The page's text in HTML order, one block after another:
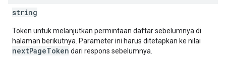
string
Token untuk melanjutkan permintaan daftar sebelumnya di
halaman berikutnya. Parameter ini harus ditetapkan ke nilai
nextPageToken dari respons sebelumnya.